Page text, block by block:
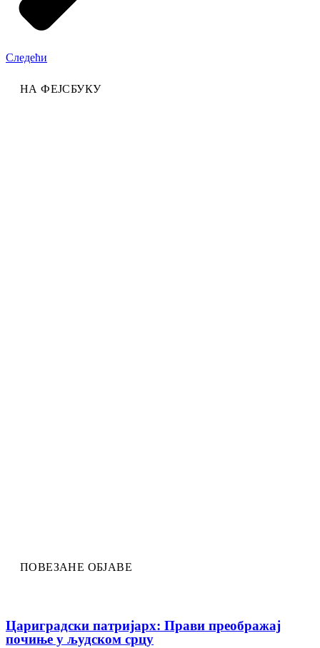
Следећи
НА ФЕЈСБУКУ
ПОВЕЗАНЕ ОБЈАВЕ
Цариградски патријарх: Прави преображај
почиње у људском срцу